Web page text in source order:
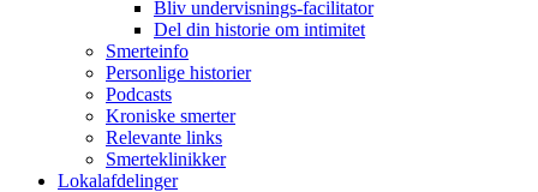
Bliv undervisnings-facilitator
Del din historie om intimitet
Smerteinfo
Personlige historier
Podcasts
Kroniske smerter
Relevante links
Smerteklinikker
Lokalafdelinger